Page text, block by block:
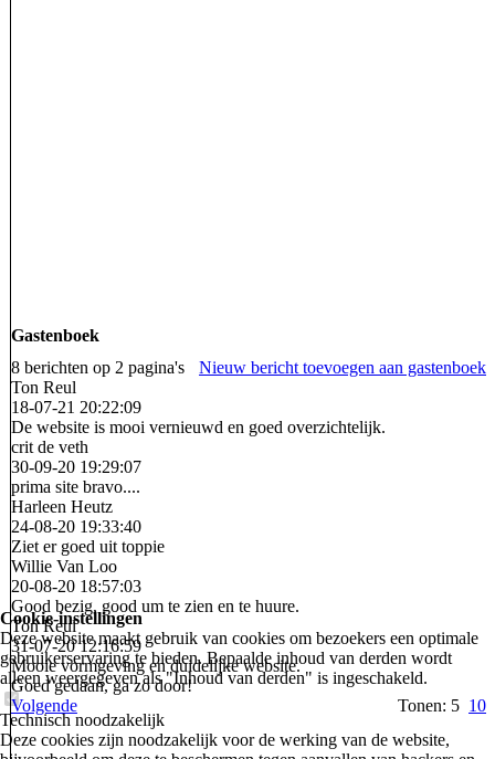
Gastenboek
8 berichten op 2 pagina's
Nieuw bericht toevoegen aan gastenboek
Ton Reul
18-07-21 20:22:09
De website is mooi vernieuwd en goed overzichtelijk.
crit de veth
30-09-20 19:29:07
prima site bravo....
Harleen Heutz
24-08-20 19:33:40
Ziet er goed uit toppie
Willie Van Loo
20-08-20 18:57:03
Good bezig, good um te zien en te huure.
Ton Reul
31-07-20 12:16:59
Mooie vormgeving en duidelijke website.
Goed gedaan, ga zo door!
Volgende
Tonen: 5 10
Cookie-instellingen
Deze website maakt gebruik van cookies om bezoekers een optimale
gebruikerservaring te bieden. Bepaalde inhoud van derden wordt
alleen weergegeven als "Inhoud van derden" is ingeschakeld.
Technisch noodzakelijk
Deze cookies zijn noodzakelijk voor de werking van de website,